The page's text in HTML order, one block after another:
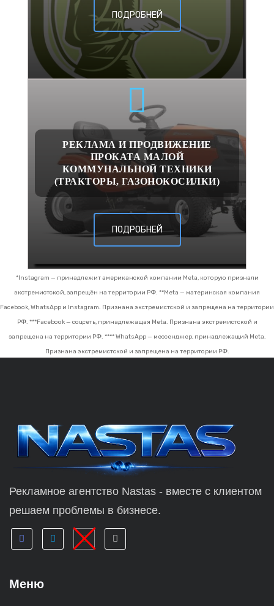
ПОДРОБНЕЙ
РЕКЛАМА И ПРОДВИЖЕНИЕ
ПРОКАТА МАЛОЙ
КОММУНАЛЬНОЙ ТЕХНИКИ
(ТРАКТОРЫ, ГАЗОНОКОСИЛКИ)
ПОДРОБНЕЙ
*Instagram — принадлежит американской компании Meta, которую признали
экстремистской, запрещён на территории РФ. **Meta — материнская компания
Facebook, WhatsApp и Instagram. Признана экстремистской и запрещена на территории
РФ. ***Facebook — соцсеть, принадлежащая Meta. Признана экстремистской и
запрещена на территории РФ. **** WhatsApp — мессенджер, принадлежащий Meta.
Признана экстремистской и запрещена на территории РФ.
Рекламное агентство Nastas - вместе с клиентом
решаем проблемы в бизнесе.
Меню